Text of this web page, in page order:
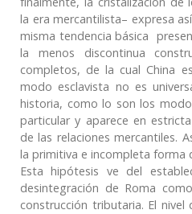
la era mercantilista– expresa
misma tendencia básica
la menos discontinua
completos, de la cual China
modo esclavista no es
historia, como lo son los
particular y aparece en
de las relaciones mercantiles.
la primitiva e incompleta forma
Esta hipótesis ve del
desintegración de Roma
construcción tributaria. El